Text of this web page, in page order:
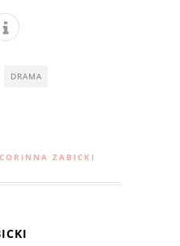
DRAMA
CORINNA ZABICKI